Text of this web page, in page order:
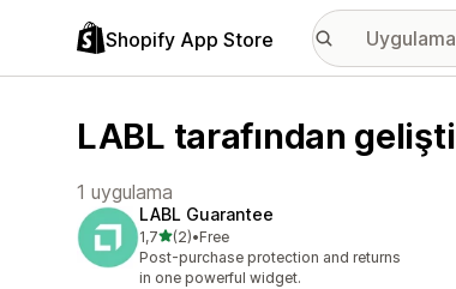
Shopify App Store
LABL tarafından
1 uygulama
LABL Guarantee
1,75 yıldız üzerinden
(2)
toplam 2 değerlendirme
•Free
Post-purchase protection and returns
in one powerful widget.